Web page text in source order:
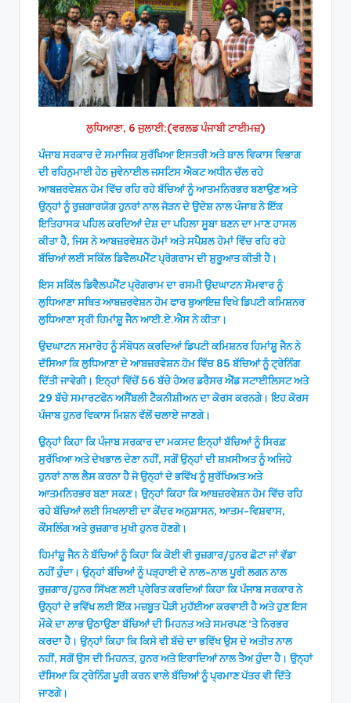
ਲੁਧਿਆਣਾ, 6 ਜੁਲਾਈ:(ਵਰਲਡ ਪੰਜਾਬੀ ਟਾਈਮਜ਼)
ਪੰਜਾਬ ਸਰਕਾਰ ਦੇ ਸਮਾਜਿਕ ਸੁਰੱਖਿਆ ਇਸਤਰੀ ਅਤੇ ਬਾਲ ਵਿਕਾਸ ਵਿਭਾਗ
ਦੀ ਰਹਿਨੁਮਾਈ ਹੇਠ ਜੁਵੇਨਾਈਲ ਜਸਟਿਸ ਐਕਟ ਅਧੀਨ ਚੱਲ ਰਹੇ
ਆਬਜ਼ਰਵੇਸ਼ਨ ਹੋਮ ਵਿੱਚ ਰਹਿ ਰਹੇ ਬੱਚਿਆਂ ਨੂੰ ਆਤਮਨਿਰਭਰ ਬਣਾਉਣ ਅਤੇ
ਉਨ੍ਹਾਂ ਨੂੰ ਰੁਜ਼ਗਾਰਯੋਗ ਹੁਨਰਾਂ ਨਾਲ ਜੋੜਨ ਦੇ ਉਦੇਸ਼ ਨਾਲ ਪੰਜਾਬ ਨੇ ਇੱਕ
ਇਤਿਹਾਸਕ ਪਹਿਲ ਕਰਦਿਆਂ ਦੇਸ਼ ਦਾ ਪਹਿਲਾ ਸੂਬਾ ਬਣਨ ਦਾ ਮਾਣ ਹਾਸਲ
ਕੀਤਾ ਹੈ, ਜਿਸ ਨੇ ਆਬਜ਼ਰਵੇਸ਼ਨ ਹੋਮਾਂ ਅਤੇ ਸਪੈਸ਼ਲ ਹੋਮਾਂ ਵਿੱਚ ਰਹਿ ਰਹੇ
ਬੱਚਿਆਂ ਲਈ ਸਕਿੱਲ ਡਿਵੈਲਪਮੈਂਟ ਪ੍ਰੋਗਰਾਮ ਦੀ ਸ਼ੁਰੂਆਤ ਕੀਤੀ ਹੈ।
ਇਸ ਸਕਿੱਲ ਡਿਵੈਲਪਮੈਂਟ ਪ੍ਰੋਗਰਾਮ ਦਾ ਰਸਮੀ ਉਦਘਾਟਨ ਸੋਮਵਾਰ ਨੂੰ
ਲੁਧਿਆਣਾ ਸਥਿਤ ਆਬਜ਼ਰਵੇਸ਼ਨ ਹੋਮ ਫਾਰ ਬੁਆਇਜ਼ ਵਿਖੇ ਡਿਪਟੀ ਕਮਿਸ਼ਨਰ
ਲੁਧਿਆਣਾ ਸ੍ਰੀ ਹਿਮਾਂਸ਼ੂ ਜੈਨ ਆਈ.ਏ.ਐਸ ਨੇ ਕੀਤਾ।
ਉਦਘਾਟਨ ਸਮਾਰੋਹ ਨੂੰ ਸੰਬੋਧਨ ਕਰਦਿਆਂ ਡਿਪਟੀ ਕਮਿਸ਼ਨਰ ਹਿਮਾਂਸ਼ੂ ਜੈਨ ਨੇ
ਦੱਸਿਆ ਕਿ ਲੁਧਿਆਣਾ ਦੇ ਆਬਜ਼ਰਵੇਸ਼ਨ ਹੋਮ ਵਿੱਚ 85 ਬੱਚਿਆਂ ਨੂੰ ਟ੍ਰੇਨਿੰਗ
ਦਿੱਤੀ ਜਾਵੇਗੀ। ਇਨ੍ਹਾਂ ਵਿੱਚੋਂ 56 ਬੱਚੇ ਹੇਅਰ ਡਰੈਸਰ ਐਂਡ ਸਟਾਈਲਿਸਟ ਅਤੇ
29 ਬੱਚੇ ਸਮਾਰਟਫੋਨ ਅਸੈਂਬਲੀ ਟੈਕਨੀਸ਼ੀਅਨ ਦਾ ਕੋਰਸ ਕਰਨਗੇ। ਇਹ ਕੋਰਸ
ਪੰਜਾਬ ਹੁਨਰ ਵਿਕਾਸ ਮਿਸ਼ਨ ਵੱਲੋਂ ਚਲਾਏ ਜਾਣਗੇ।
ਉਨ੍ਹਾਂ ਕਿਹਾ ਕਿ ਪੰਜਾਬ ਸਰਕਾਰ ਦਾ ਮਕਸਦ ਇਨ੍ਹਾਂ ਬੱਚਿਆਂ ਨੂੰ ਸਿਰਫ਼
ਸੁਰੱਖਿਆ ਅਤੇ ਦੇਖਭਾਲ ਦੇਣਾ ਨਹੀਂ, ਸਗੋਂ ਉਨ੍ਹਾਂ ਦੀ ਸ਼ਖ਼ਸੀਅਤ ਨੂੰ ਅਜਿਹੇ
ਹੁਨਰਾਂ ਨਾਲ ਲੈਸ ਕਰਨਾ ਹੈ ਜੋ ਉਨ੍ਹਾਂ ਦੇ ਭਵਿੱਖ ਨੂੰ ਸੁਰੱਖਿਅਤ ਅਤੇ
ਆਤਮਨਿਰਭਰ ਬਣਾ ਸਕਣ। ਉਨ੍ਹਾਂ ਕਿਹਾ ਕਿ ਆਬਜ਼ਰਵੇਸ਼ਨ ਹੋਮ ਵਿੱਚ ਰਹਿ
ਰਹੇ ਬੱਚਿਆਂ ਲਈ ਸਿਖਲਾਈ ਦਾ ਕੇਂਦਰ ਅਨੁਸ਼ਾਸਨ, ਆਤਮ-ਵਿਸ਼ਵਾਸ,
ਕੌਂਸਲਿੰਗ ਅਤੇ ਰੁਜ਼ਗਾਰ ਮੁਖੀ ਹੁਨਰ ਹੋਣਗੇ।
ਹਿਮਾਂਸ਼ੂ ਜੈਨ ਨੇ ਬੱਚਿਆਂ ਨੂੰ ਕਿਹਾ ਕਿ ਕੋਈ ਵੀ ਰੁਜ਼ਗਾਰ/ਹੁਨਰ ਛੋਟਾ ਜਾਂ ਵੱਡਾ
ਨਹੀਂ ਹੁੰਦਾ। ਉਨ੍ਹਾਂ ਬੱਚਿਆਂ ਨੂੰ ਪੜ੍ਹਾਈ ਦੇ ਨਾਲ-ਨਾਲ ਪੂਰੀ ਲਗਨ ਨਾਲ
ਰੁਜ਼ਗਾਰ/ਹੁਨਰ ਸਿੱਖਣ ਲਈ ਪ੍ਰੇਰਿਤ ਕਰਦਿਆਂ ਕਿਹਾ ਕਿ ਪੰਜਾਬ ਸਰਕਾਰ ਨੇ
ਉਨ੍ਹਾਂ ਦੇ ਭਵਿੱਖ ਲਈ ਇੱਕ ਮਜ਼ਬੂਤ ਪੌੜੀ ਮੁਹੱਈਆ ਕਰਵਾਈ ਹੈ ਅਤੇ ਹੁਣ ਇਸ
ਮੌਕੇ ਦਾ ਲਾਭ ਉਠਾਉਣਾ ਬੱਚਿਆਂ ਦੀ ਮਿਹਨਤ ਅਤੇ ਸਮਰਪਣ ‘ਤੇ ਨਿਰਭਰ
ਕਰਦਾ ਹੈ। ਉਨ੍ਹਾਂ ਕਿਹਾ ਕਿ ਕਿਸੇ ਵੀ ਬੱਚੇ ਦਾ ਭਵਿੱਖ ਉਸ ਦੇ ਅਤੀਤ ਨਾਲ
ਨਹੀਂ, ਸਗੋਂ ਉਸ ਦੀ ਮਿਹਨਤ, ਹੁਨਰ ਅਤੇ ਇਰਾਦਿਆਂ ਨਾਲ ਤੈਅ ਹੁੰਦਾ ਹੈ। ਉਨ੍ਹਾਂ
ਦੱਸਿਆ ਕਿ ਟ੍ਰੇਨਿੰਗ ਪੂਰੀ ਕਰਨ ਵਾਲੇ ਬੱਚਿਆਂ ਨੂੰ ਪ੍ਰਮਾਣ ਪੱਤਰ ਵੀ ਦਿੱਤੇ
ਜਾਣਗੇ।